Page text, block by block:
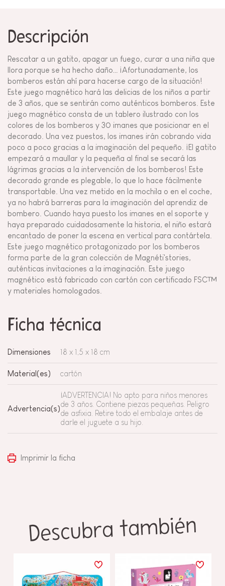
Descripción
Rescatar a un gatito, apagar un fuego, curar a una niña que
llora porque se ha hecho daño… ¡Afortunadamente, los
bomberos están ahí para hacerse cargo de la situación!
Este juego magnético hará las delicias de los niños a partir
de 3 años, que se sentirán como auténticos bomberos. Este
juego magnético consta de un tablero ilustrado con los
colores de los bomberos y 30 imanes que posicionar en el
decorado. Una vez puestos, los imanes irán cobrando vida
poco a poco gracias a la imaginación del pequeño. ¡El gatito
empezará a maullar y la pequeña al final se secará las
lágrimas gracias a la intervención de los bomberos! Este
decorado grande es plegable, lo que lo hace fácilmente
transportable. Una vez metido en la mochila o en el coche,
ya no habrá barreras para la imaginación del aprendiz de
bombero. Cuando haya puesto los imanes en el soporte y
haya preparado cuidadosamente la historia, el niño estará
encantado de poner la escena en vertical para contártela.
Este juego magnético protagonizado por los bomberos
forma parte de la gran colección de Magnéti'stories,
auténticas invitaciones a la imaginación. Este juego
magnético está fabricado con cartón con certificado FSC™
y materiales homologados.
Ficha técnica
Dimensiones 18 x 1,5 x 18 cm
Material(es) cartón
Advertencia(s)
¡ADVERTENCIA! No apto para niños menores
de 3 años. Contiene piezas pequeñas. Peligro
de asfixia. Retire todo el embalaje antes de
darle el juguete a su hijo.
Imprimir la ficha
Descubra también